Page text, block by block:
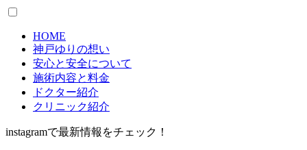
HOME
神戸ゆりの想い
安心と安全について
施術内容と料金
ドクター紹介
クリニック紹介
instagramで最新情報をチェック！